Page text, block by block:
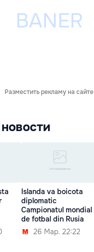
Разместить рекламу на сайте
Islanda va boicota
diplomatic
Campionatul mondial
de fotbal din Rusia
26 Мар. 22:22